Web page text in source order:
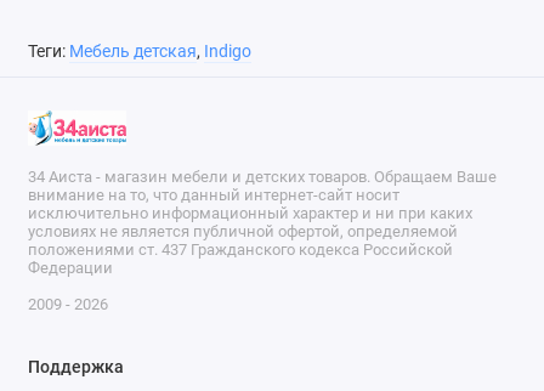
Теги: Мебель детская, Indigo
34 Аиста - магазин мебели и детских товаров. Обращаем Ваше
внимание на то, что данный интернет-сайт носит
исключительно информационный характер и ни при каких
условиях не является публичной офертой, определяемой
положениями ст. 437 Гражданского кодекса Российской
Федерации
2009 - 2026
Поддержка